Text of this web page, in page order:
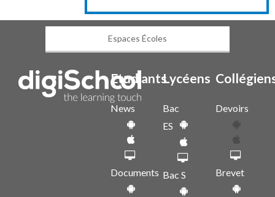
Espaces Écoles
Etudiants
News
Documents
Lycéens
Bac
ES
Bac S
Devoirs
Brevet